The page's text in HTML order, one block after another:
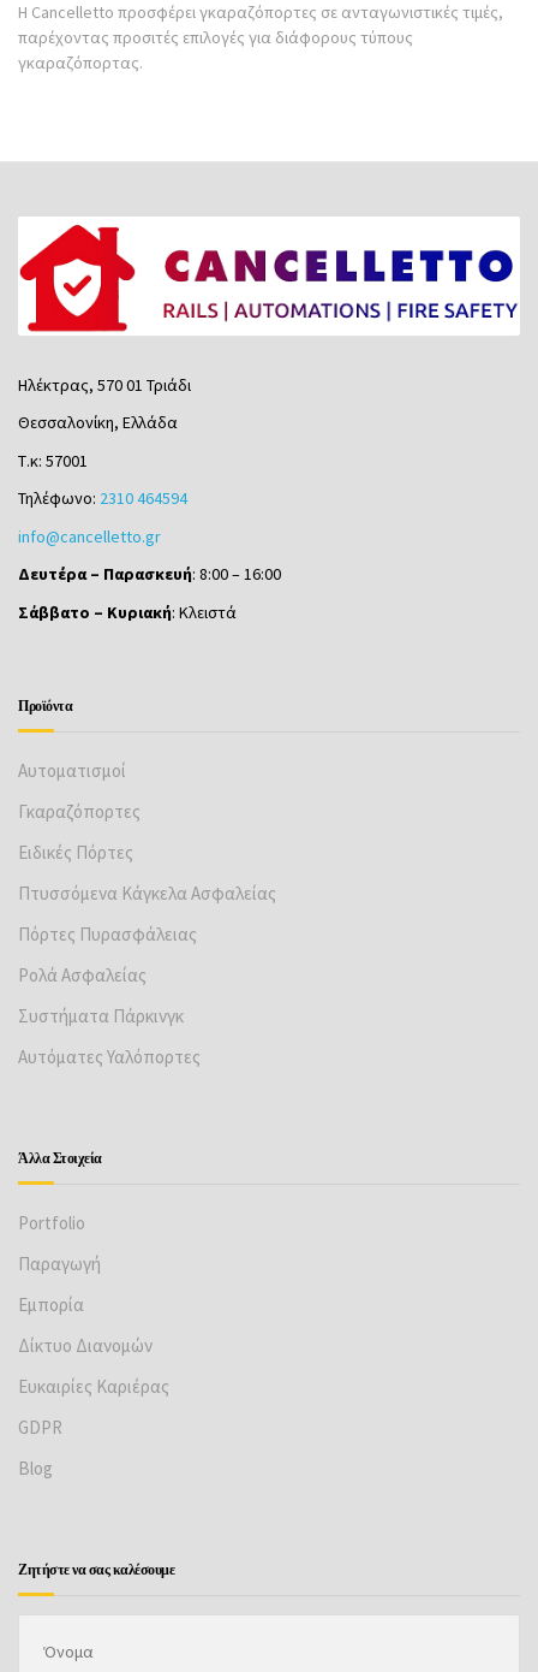
Η Cancelletto προσφέρει γκαραζόπορτες σε ανταγωνιστικές τιμές,
παρέχοντας προσιτές επιλογές για διάφορους τύπους
γκαραζόπορτας.
Ηλέκτρας, 570 01 Τριάδι
Θεσσαλονίκη, Ελλάδα
Τ.κ: 57001
Τηλέφωνο: 2310 464594
info@cancelletto.gr
Δευτέρα – Παρασκευή: 8:00 – 16:00
Σάββατο – Κυριακή: Κλειστά
Προϊόντα
Αυτοματισμοί
Γκαραζόπορτες
Ειδικές Πόρτες
Πτυσσόμενα Κάγκελα Ασφαλείας
Πόρτες Πυρασφάλειας
Ρολά Ασφαλείας
Συστήματα Πάρκινγκ
Αυτόματες Υαλόπορτες
Άλλα Στοιχεία
Portfolio
Παραγωγή
Εμπορία
Δίκτυο Διανομών
Ευκαιρίες Καριέρας
GDPR
Βlog
Ζητήστε να σας καλέσουμε